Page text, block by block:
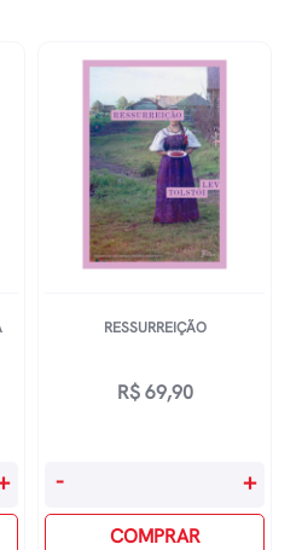
RESSURREIÇÃO
R$69,90
Ressurreição
- +
COMPRAR